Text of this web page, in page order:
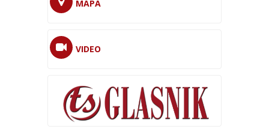
MAPA
VIDEO